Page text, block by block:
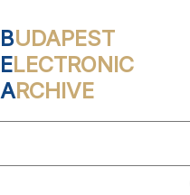
BUDAPEST
ELECTRONIC
ARCHIVE